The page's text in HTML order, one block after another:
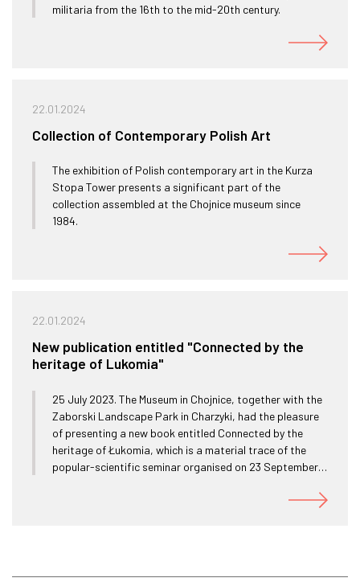
militaria from the 16th to the mid-20th century.
22.01.2024
Collection of Contemporary Polish Art
The exhibition of Polish contemporary art in the Kurza
Stopa Tower presents a significant part of the
collection assembled at the Chojnice museum since
1984.
22.01.2024
New publication entitled "Connected by the
heritage of Lukomia"
25 July 2023. The Museum in Chojnice, together with the
Zaborski Landscape Park in Charzyki, had the pleasure
of presenting a new book entitled Connected by the
heritage of Łukomia, which is a material trace of the
popular-scientific seminar organised on 23 September
the Chojnice Sailing Club in Charzykowy 1922 - 2022.